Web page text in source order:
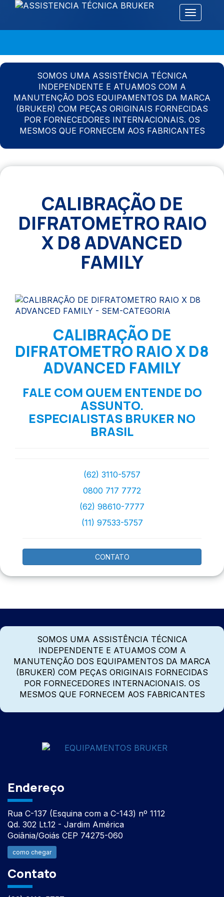
Alternar
SOMOS UMA ASSISTÊNCIA TÉCNICA
INDEPENDENTE E ATUAMOS COM A
MANUTENÇÃO DOS EQUIPAMENTOS DA MARCA
(BRUKER) COM PEÇAS ORIGINAIS FORNECIDAS
POR FORNECEDORES INTERNACIONAIS. OS
MESMOS QUE FORNECEM AOS FABRICANTES
CALIBRAÇÃO DE
DIFRATOMETRO RAIO
X D8 ADVANCED
FAMILY
CALIBRAÇÃO DE
DIFRATOMETRO RAIO X D8
ADVANCED FAMILY
FALE COM QUEM ENTENDE DO
ASSUNTO.
ESPECIALISTAS BRUKER NO
BRASIL
(62) 3110-5757
0800 717 7772
(62) 98610-7777
(11) 97533-5757
CONTATO
SOMOS UMA ASSISTÊNCIA TÉCNICA
INDEPENDENTE E ATUAMOS COM A
MANUTENÇÃO DOS EQUIPAMENTOS DA MARCA
(BRUKER) COM PEÇAS ORIGINAIS FORNECIDAS
POR FORNECEDORES INTERNACIONAIS. OS
MESMOS QUE FORNECEM AOS FABRICANTES
Endereço
Rua C-137 (Esquina com a C-143) nº 1112
Qd. 302 Lt.12 - Jardim América
Goiânia/Goiás CEP 74275-060
como chegar
Contato